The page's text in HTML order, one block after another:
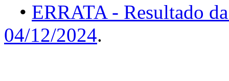
• ERRATA - Resultado
04/12/2024.